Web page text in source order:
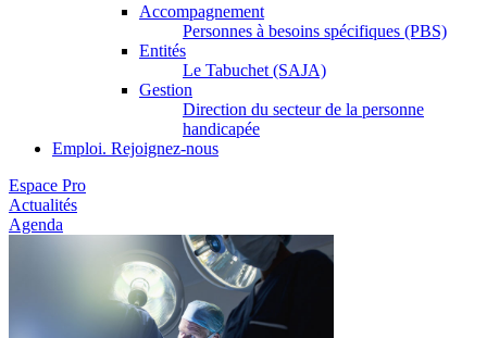
Accompagnement
Personnes à besoins spécifiques (PBS)
Entités
Le Tabuchet (SAJA)
Gestion
Direction du secteur de la personne
handicapée
Emploi. Rejoignez-nous
Espace Pro
Actualités
Agenda